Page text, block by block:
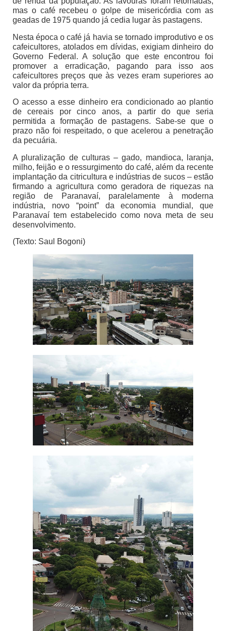
mas o café recebeu o golpe de misericórdia com as
geadas de 1975 quando já cedia lugar às pastagens.
Nesta época o café já havia se tornado improdutivo e os
cafeicultores, atolados em dívidas, exigiam dinheiro do
Governo Federal. A solução que este encontrou foi
promover a erradicação, pagando para isso aos
cafeicultores preços que às vezes eram superiores ao
valor da própria terra.
O acesso a esse dinheiro era condicionado ao plantio
de cereais por cinco anos, a partir do que seria
permitida a formação de pastagens. Sabe-se que o
prazo não foi respeitado, o que acelerou a penetração
da pecuária.
A pluralização de culturas – gado, mandioca, laranja,
milho, feijão e o ressurgimento do café, além da recente
implantação da citricultura e indústrias de sucos – estão
firmando a agricultura como geradora de riquezas na
região de Paranavaí, paralelamente à moderna
indústria, novo “point” da economia mundial, que
Paranavaí tem estabelecido como nova meta de seu
desenvolvimento.
(Texto: Saul Bogoni)